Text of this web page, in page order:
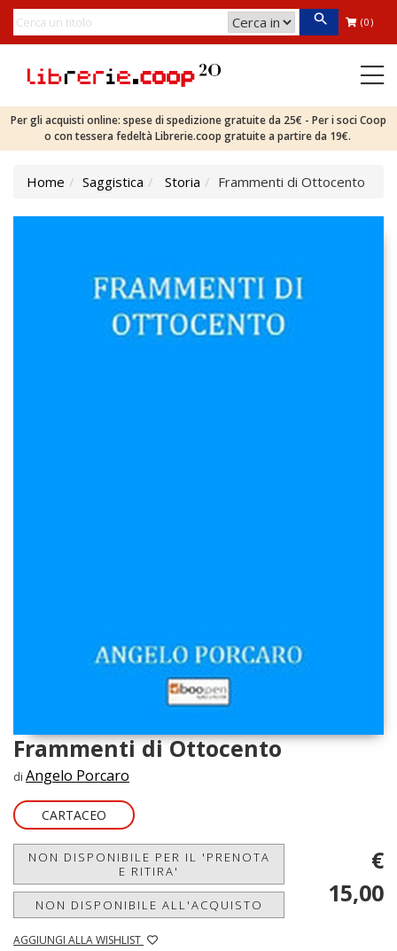
(0)
Per gli acquisti online: spese di spedizione gratuite da 25€ - Per i soci Coop
o con tessera fedeltà Librerie.coop gratuite a partire da 19€.
Home Saggistica Storia Frammenti di Ottocento
Frammenti di Ottocento
di Angelo Porcaro
CARTACEO
NON DISPONIBILE PER IL 'PRENOTA
E RITIRA'
NON DISPONIBILE ALL'ACQUISTO
AGGIUNGI ALLA WISHLIST
€
15,00